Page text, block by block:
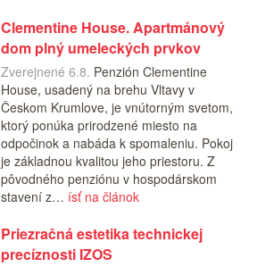
Clementine House. Apartmánový
dom plný umeleckých prvkov
Zverejnené 6.8. Penzión Clementine
House, usadený na brehu Vltavy v
Českom Krumlove, je vnútorným svetom,
ktorý ponúka prirodzené miesto na
odpočinok a nabáda k spomaleniu. Pokoj
je základnou kvalitou jeho priestoru. Z
pôvodného penziónu v hospodárskom
stavení z… ísť na článok
Priezračná estetika technickej
precíznosti IZOS